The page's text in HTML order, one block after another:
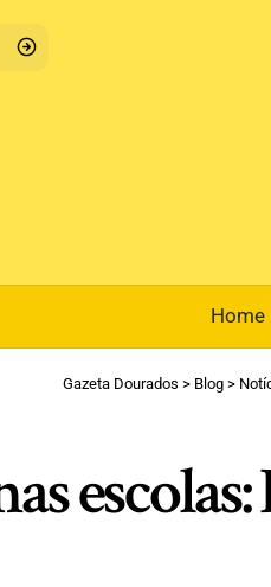
Home
Gazeta Dourados > Blog>